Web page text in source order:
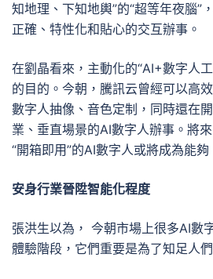
知地理、下知地輿”的“超等年夜腦”
正確、特性化和貼心的交互辦事。
在劉晶看來，主動化的“AI+數字人
的目的。今朝，騰訊云曾經可以高
數字人抽像、音色定制，同時還在
業、垂直場景的AI數字人辦事。將
“開箱即用”的AI數字人或將成為能夠
安身行業晉陞智能化程度
張洪生以為， 今朝市場上很多AI數
體驗階段，它們重要是為了知足人